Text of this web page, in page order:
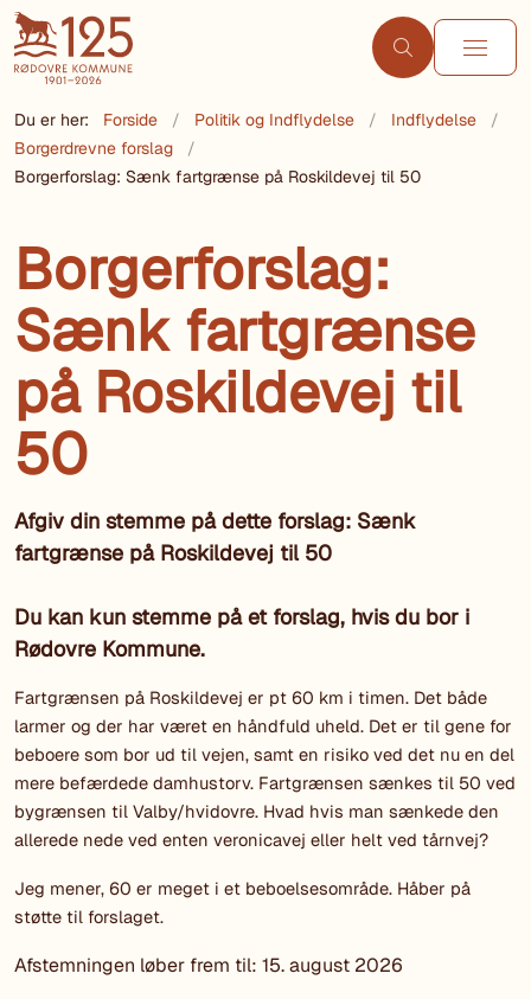
Du er her: Forside Politik og Indflydelse
Indflydelse
Borgerdrevne forslag
Borgerforslag: Sænk fartgrænse på Roskildevej til 50
Borgerforslag:
Sænk fartgrænse
på Roskildevej til
50
Afgiv din stemme på dette forslag: Sænk
fartgrænse på Roskildevej til 50
Du kan kun stemme på et forslag, hvis du bor i
Rødovre Kommune.
Fartgrænsen på Roskildevej er pt 60 km i timen. Det både
larmer og der har været en håndfuld uheld. Det er til gene for
beboere som bor ud til vejen, samt en risiko ved det nu en del
mere befærdede damhustorv. Fartgrænsen sænkes til 50 ved
bygrænsen til Valby/hvidovre. Hvad hvis man sænkede den
allerede nede ved enten veronicavej eller helt ved tårnvej?
Jeg mener, 60 er meget i et beboelsesområde. Håber på
støtte til forslaget.
Afstemningen løber frem til: 15. august 2026